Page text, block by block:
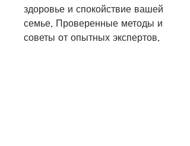
здоровье и спокойствие вашей
семье. Проверенные методы и
советы от опытных экспертов.